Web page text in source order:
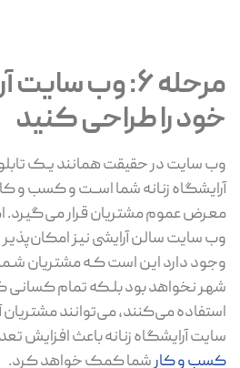
مرحله 6: وب
خود را طراحی کنید
وب سایت در حقیقت همانند یـک
آرایشگاه زنانه شما اســت و کسب
معرض عموم مشتریان قرار می‌گیرد.
وب سایت سالن آرایشی نیز
وجود دارد این است کـه مشتریان
شهر نخواهد بود بلـکه تمام کسانی
استفاده می‌کنند، می‌توانند
سایت آرایشگاه زنانه باعث افزایش
کسب و کارشما کمک خواهد کرد.